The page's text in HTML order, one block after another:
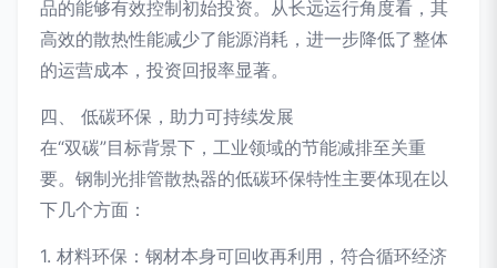
品的能够有效控制初始投资。从长远运行角度看，其
高效的散热性能减少了能源消耗，进一步降低了整体
的运营成本，投资回报率显著。
四、 低碳环保，助力可持续发展
在“双碳”目标背景下，工业领域的节能减排至关重
要。钢制光排管散热器的低碳环保特性主要体现在以
下几个方面：
1. 材料环保：钢材本身可回收再利用，符合循环经济